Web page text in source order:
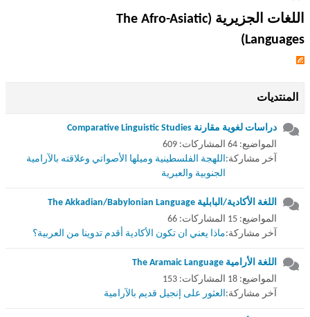
اللغات الجزيرية (The Afro-Asiatic
Languages)
المنتديات
دراسات لغوية مقارنة Comparative Linguistic Studies
المواضيع: 64 المشاركات: 609
آخر مشاركة:اللهجة الفلسطينية وميلها الأصواتي وعلاقته بالآرامية
الجنوبية والعبرية
اللغة الأكادية/البابلية The Akkadian/Babylonian Language
المواضيع: 15 المشاركات: 66
آخر مشاركة:ماذا يعني ان تكون الأكادية أقدم تدوينا من العربية؟
اللغة الأرامية The Aramaic Language
المواضيع: 18 المشاركات: 153
آخر مشاركة:العثور على إنجيل قديم بالآرامية